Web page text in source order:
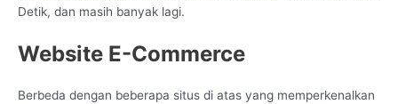
Detik, dan masih banyak lagi.
Website E-Commerce
Berbeda dengan beberapa situs di atas yang memperkenalkan